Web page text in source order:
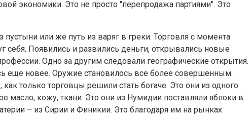
экономики. Это не просто "перепродажа партиями". Это
или же путь из варяг в греки. Торговля с момента
себя. Появились и развились деньги, открывались новые
Одно за другим следовали географические открытия.
еще новее. Оружие становилось все более совершенным.
как только торговцы решили стать богаче. Это они из одного
масло, кожу, ткани. Это они из Нумидии поставляли яблоки в
– из Сирии и Финикии. Это благодаря им на рынках